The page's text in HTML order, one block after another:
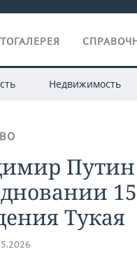
Недвижимость
Путин
Тукая